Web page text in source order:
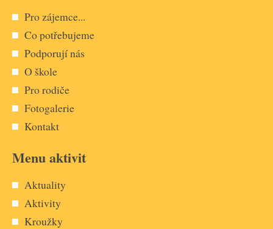
Pro zájemce...
Co potřebujeme
Podporují nás
O škole
Pro rodiče
Fotogalerie
Kontakt
Menu aktivit
Aktuality
Aktivity
Kroužky